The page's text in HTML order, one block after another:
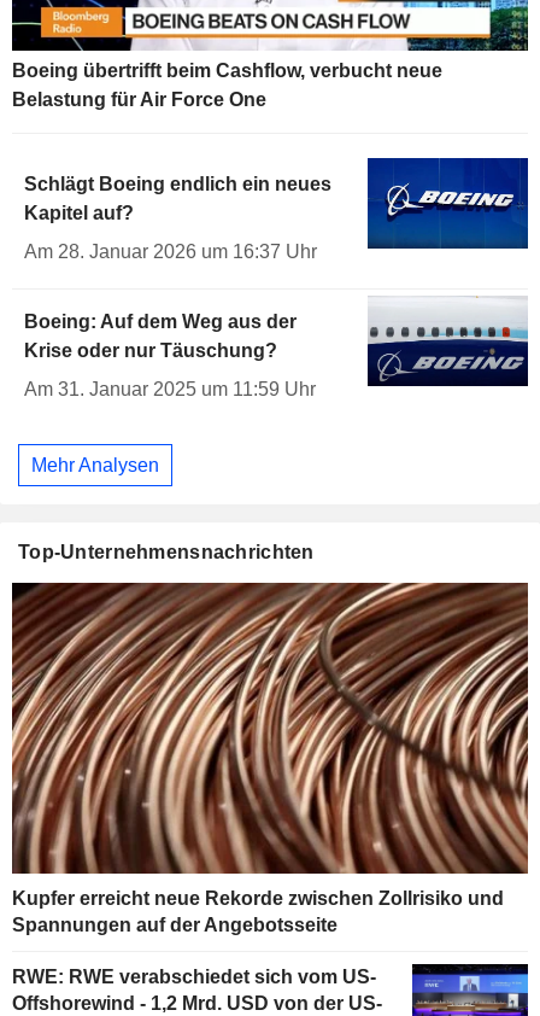
Boeing übertrifft beim Cashflow, verbucht neue
Belastung für Air Force One
Schlägt Boeing endlich ein neues
Kapitel auf?
Am 28. Januar 2026 um 16:37 Uhr
Boeing: Auf dem Weg aus der
Krise oder nur Täuschung?
Am 31. Januar 2025 um 11:59 Uhr
Mehr Analysen
Top-Unternehmensnachrichten
Kupfer erreicht neue Rekorde zwischen Zollrisiko und
Spannungen auf der Angebotsseite
RWE: RWE verabschiedet sich vom US-
Offshorewind - 1,2 Mrd. USD von der US-